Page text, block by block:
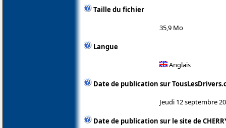
Taille du fichier
35,9 Mo
Langue
Anglais
Date de publication sur
Jeudi 12 septembre
Date de publication sur le site de